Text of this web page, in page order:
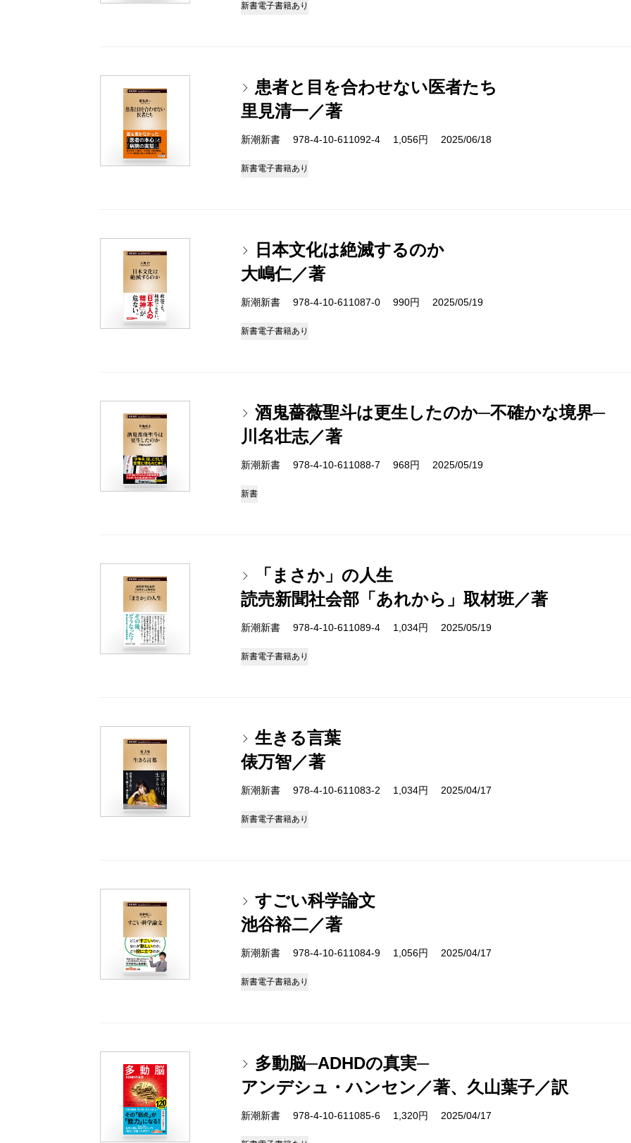
新書電子書籍あり
患者と目を合わせない医者たち
里見清一／著
新潮新書 978-4-10-611092-4 1,056円 2025/06/18
新書電子書籍あり
日本文化は絶滅するのか
大嶋仁／著
新潮新書 978-4-10-611087-0 990円 2025/05/19
新書電子書籍あり
酒鬼薔薇聖斗は更生したのか─不確かな境界─
川名壮志／著
新潮新書 978-4-10-611088-7 968円 2025/05/19
新書
「まさか」の人生
読売新聞社会部「あれから」取材班／著
新潮新書 978-4-10-611089-4 1,034円 2025/05/19
新書電子書籍あり
生きる言葉
俵万智／著
新潮新書 978-4-10-611083-2 1,034円 2025/04/17
新書電子書籍あり
すごい科学論文
池谷裕二／著
新潮新書 978-4-10-611084-9 1,056円 2025/04/17
新書電子書籍あり
多動脳─ADHDの真実─
アンデシュ・ハンセン／著、久山葉子／訳
新潮新書 978-4-10-611085-6 1,320円 2025/04/17